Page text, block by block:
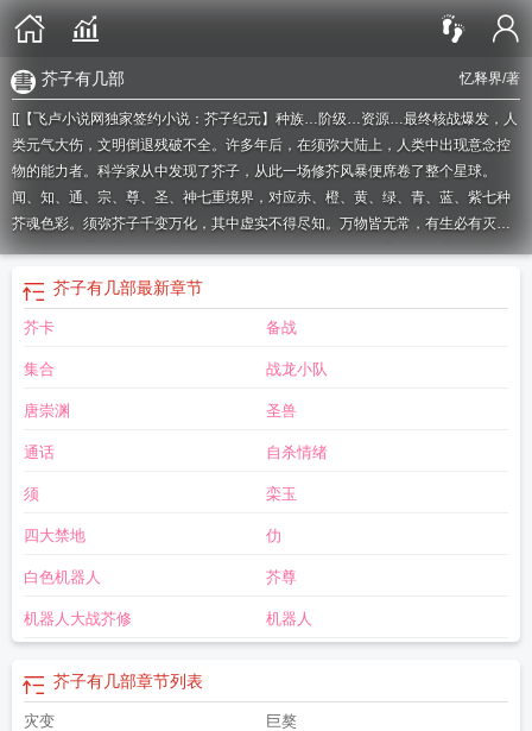
忆释界/著
芥子有几部
[[【飞卢小说网独家签约小说：芥子纪元】种族…阶级…资源…最终核战爆发，人
类元气大伤，文明倒退残破不全。许多年后，在须弥大陆上，人类中出现意念控
物的能力者。科学家从中发现了芥子，从此一场修芥风暴便席卷了整个星球。
闻、知、通、宗、尊、圣、神七重境界，对应赤、橙、黄、绿、青、蓝、紫七种
芥魂色彩。须弥芥子千变万化，其中虚实不得尽知。万物皆无常，有生必有灭。
科技尚未衰弱，芥修却已崛起。飞卢小说网提醒您：本小说及人物纯属虚构，如
有雷同，纯属巧合，切勿模仿。]如果您喜欢芥子纪元，别忘记分享给朋友.
二部
什么是四煞
芥子是真实故事吗
织芥子纪念 芥子纪元之芥法学院
啥芥子有几部 芥子园的芥子是什么
芥子有几部最新章节
芥卡 备战
集合 战龙小队
唐崇渊 圣兽
通话 自杀情绪
须 栾玉
四大禁地 仂
白色机器人 芥尊
机器人大战芥修 机器人
芥子有几部章节列表
灾变 巨獒